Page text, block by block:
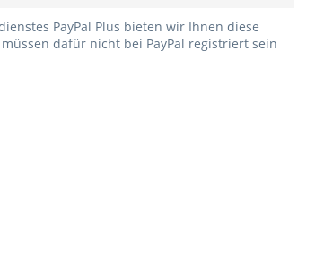
PayPal Plus bieten wir Ihnen diese
dafür nicht bei PayPal registriert sein